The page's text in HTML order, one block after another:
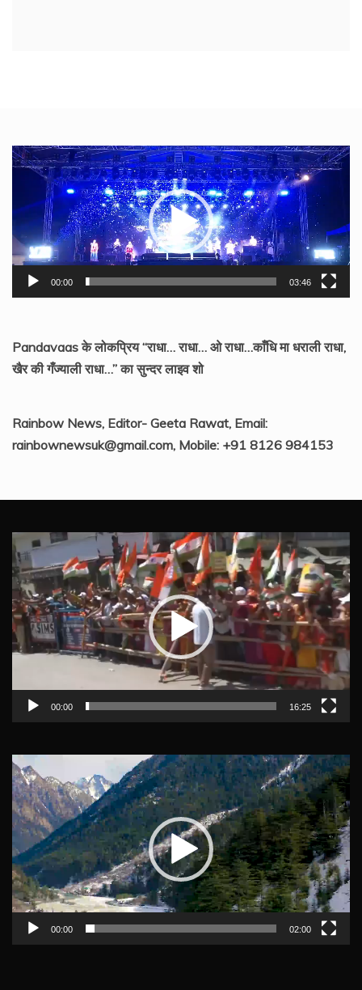
Video
Player
00:00 03:46
Pandavaas के लोकप्रिय “राधा… राधा… ओ राधा…काँधि मा धराली राधा,
खैर की गँज्याली राधा…” का सुन्दर लाइव शो
Rainbow News, Editor- Geeta Rawat, Email:
rainbownewsuk@gmail.com, Mobile: +91 8126 984153
Video
Player
00:00 16:25
Video
Player
00:00 02:00